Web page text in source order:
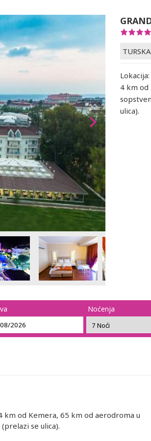
TURSKA
4 km od
ulica).
Noćenja
km od Kemera, 65 km od aerodroma u
se ulica).